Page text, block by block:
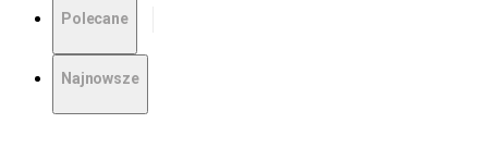
Polecane
Najnowsze